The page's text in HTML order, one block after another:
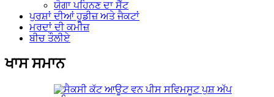
ਯੋਗਾ ਪਹਿਨਣ ਦਾ ਸੈੱਟ
ਪੁਰਸ਼ਾਂ ਦੀਆਂ ਹੂਡੀਜ਼ ਅਤੇ ਜੈਕਟਾਂ
ਮਰਦਾਂ ਦੀ ਕਮੀਜ਼
ਬੀਚ ਤੌਲੀਏ
ਖਾਸ ਸਮਾਨ